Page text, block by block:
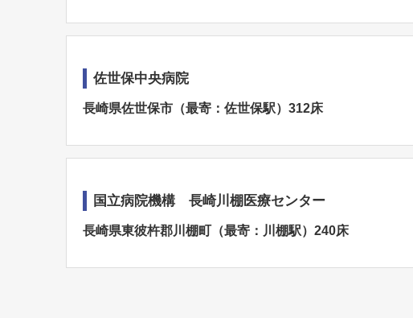
佐世保中央病院
長崎県佐世保市（最寄：佐世保駅）312床
国立病院機構 長崎川棚医療センター
長崎県東彼杵郡川棚町（最寄：川棚駅）240床